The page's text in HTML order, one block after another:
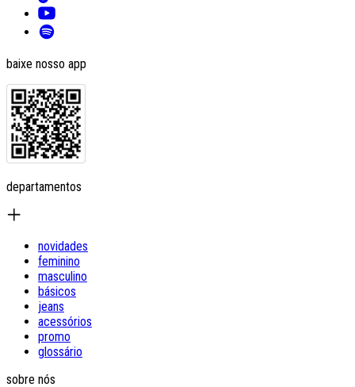
baixe nosso app
departamentos
novidades
feminino
masculino
básicos
jeans
acessórios
promo
glossário
sobre nós